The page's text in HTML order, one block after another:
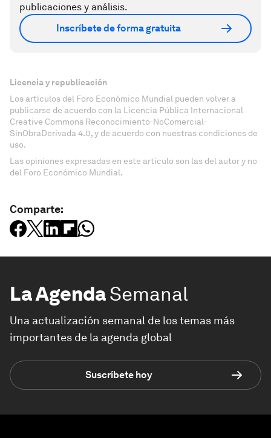
publicaciones y análisis.
Inscríbete de forma gratuita
Licencia y republicación
Los artículos del Foro Económico Mundial pueden volver a
publicarse de acuerdo con la Licencia Pública Internacional
Creative Commons Reconocimiento-NoComercial-
SinObraDerivada 4.0, y de acuerdo con nuestras condiciones de
uso.
Las opiniones expresadas en este artículo son las del autor y no
del Foro Económico Mundial.
Comparte:
La AgendaSemanal
Una actualización semanal de los temas más
importantes de la agenda global
Suscríbete hoy